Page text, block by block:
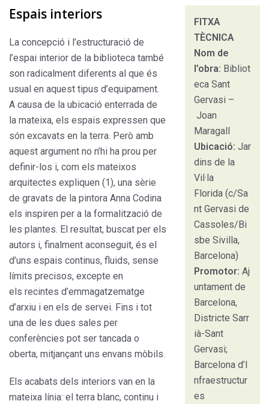
FITXA
TÈCNICA
Nom de
l’obra: Bibliot
eca Sant
Gervasi –
Joan
Maragall
Ubicació: Jar
dins de la
Vil·la
Florida (c/Sa
nt Gervasi de
Cassoles/Bi
sbe Sivilla,
Barcelona)
Promotor: Aj
untament de
Barcelona,
Districte Sarr
ià-Sant
Gervasi;
Barcelona d’I
nfraestructur
es
Espais interiors
La concepció i l’estructuració de
l’espai interior de la biblioteca també
son radicalment diferents al que és
usual en aquest tipus d’equipament.
A causa de la ubicació enterrada de
la mateixa, els espais expressen que
són excavats en la terra. Però amb
aquest argument no n’hi ha prou per
definir-los i, com els mateixos
arquitectes expliquen (1), una sèrie
de gravats de la pintora Anna Codina
els inspiren per a la formalització de
les plantes. El resultat, buscat per els
autors i, finalment aconseguit, és el
d’uns espais continus, fluids, sense
límits precisos, excepte en
els recintes d’emmagatzematge
d’arxiu i en els de servei. Fins i tot
una de les dues sales per
conferències pot ser tancada o
oberta, mitjançant uns envans mòbils.
Els acabats dels interiors van en la
mateixa línia: el terra blanc, continu i